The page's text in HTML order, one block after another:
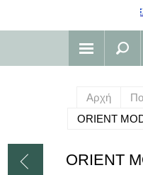
Αρχή
ORIENT
ORIENT